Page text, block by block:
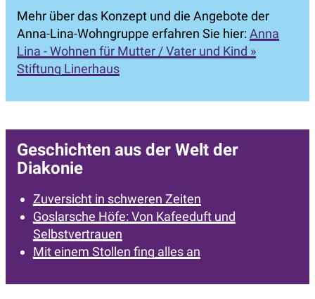
Mehr über das Konzept und die Angebote der
Anna-Lina-Wohngruppe erfahren Sie hier:Anna
Lina - Wohnen für Mutter / Vater und Kind »
Stiftung Linerhaus
Geschichten aus der Welt der
Diakonie
Zuversicht in schweren Zeiten
Goslarsche Höfe: Von Kafeeduft und
Selbstvertrauen
Mit einem Stollen fing alles an